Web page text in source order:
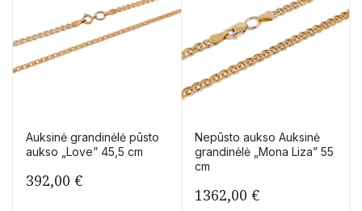
Auksinė grandinėlė pūsto
aukso „Love” 45,5 cm
392,00 €
Nepūsto aukso Auksinė
grandinėlė „Mona Liza” 55
cm
1362,00 €